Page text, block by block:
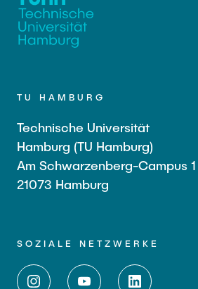
TU HAMBURG
Technische Universität
Hamburg (TU Hamburg)
Am Schwarzenberg-Campus 1
21073 Hamburg
SOZIALE NETZWERKE